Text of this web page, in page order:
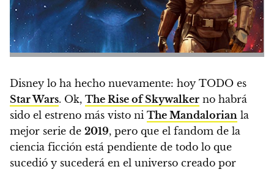
Disney lo ha hecho nuevamente: hoy TODO es
Star Wars. Ok, The Rise of Skywalker no habrá
sido el estreno más visto ni The Mandalorian la
mejor serie de 2019, pero que el fandom de la
ciencia ficción está pendiente de todo lo que
sucedió y sucederá en el universo creado por